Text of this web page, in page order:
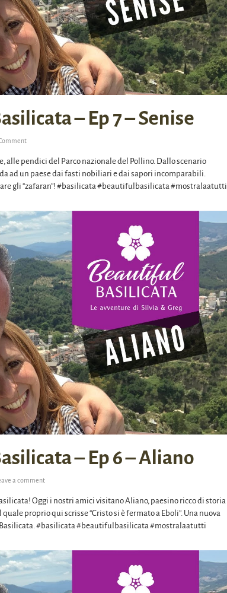
– Ep 7 – Senise
alle pendici del Parco nazionale del Pollino. Dallo scenario
ad un paese dai fasti nobiliari e dai sapori incomparabili.
gli “zafaran”! #basilicata #beautifulbasilicata #mostralaatutti
– Ep 6 – Aliano
a comment
Oggi i nostri amici visitano Aliano, paesino ricco di storia
proprio qui scrisse “Cristo si è fermato a Eboli”. Una nuova
#basilicata #beautifulbasilicata #mostralaatutti